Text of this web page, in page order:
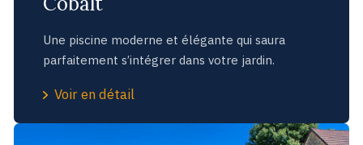
Une piscine moderne et élégante qui saura
parfaitement s’intégrer dans votre jardin.
Voir en détail